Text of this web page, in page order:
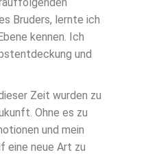
Bruders, lernte ich
kennen. Ich
und
Zeit wurden zu
Ohne es zu
und mein
eine neue Art zu